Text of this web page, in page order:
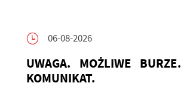
06-08-2026
UWAGA. MOŻLIWE BURZE.
KOMUNIKAT.